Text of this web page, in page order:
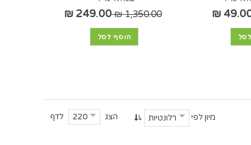
49.00
1,350.00 ₪
249.00 ₪
הוסף לסל
הצג 220 לדף מיון לפי רלונטיות